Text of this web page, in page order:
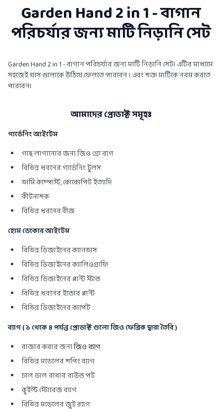
Garden Hand 2 in 1 - বাগান
পরিচর্যার জন্য মাটি নিড়ানি সেট
Garden Hand 2 in 1 - বাগান পরিচর্যার জন্য মাটি নিড়ানি সেট। এটির মাধ্যমে
সহজেই ঘাস গুলোকে উঠিয়ে ফেলতে পারবেন । এবং শক্ত মাটিকে নরম করতে
পারবেন।
আমাদের প্রোডাক্ট সমূহঃ
গার্ডেনিং আইটেম
গাছ লাগানোর জন্য জিও গ্রো বাগ
বিভিন্ন ধরনের গার্ডেনিং টুলস
ভার্মি কম্পোস্ট, কোকোপিট ইত্যাদি
কীটনাশক
বিভিন্ন ধরনের বীজ
হোম ডেকোর আইটেম
বিভিন্ন ডিজাইনের ক্যানভাস
বিভিন্ন ডিজাইনের ক্যালিওগ্রাফি
বিভিন্ন ডিজাইনের প্লান্ট স্টান্ড
বিভিন্ন ধরনের ইন্ডোর প্লান্ট
বিভিন্ন ডিজাইনের কার্পেট
ব্যাগ ( ১ থেকে ৪ পর্যন্ত প্রোডাক্ট গুলো জিও ফেব্রিক দ্বারা তৈরি )
বাজার করার জন্যজিও ব্যাগ
বিভিন্ন মডেলের শপিং ব্যাগ
চাল ডাল রাখার রাউন্ড পট
কুইল্ট স্টোরেজ ব্যাগ
বিভিন্ন মডেলের জুট ব্যাগ